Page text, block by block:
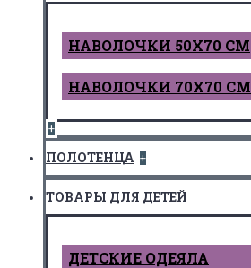
НАВОЛОЧКИ 50Х70 СМ
НАВОЛОЧКИ 70Х70 СМ
+
ПОЛОТЕНЦА +
ТОВАРЫ ДЛЯ ДЕТЕЙ
ДЕТCКИЕ ОДЕЯЛА